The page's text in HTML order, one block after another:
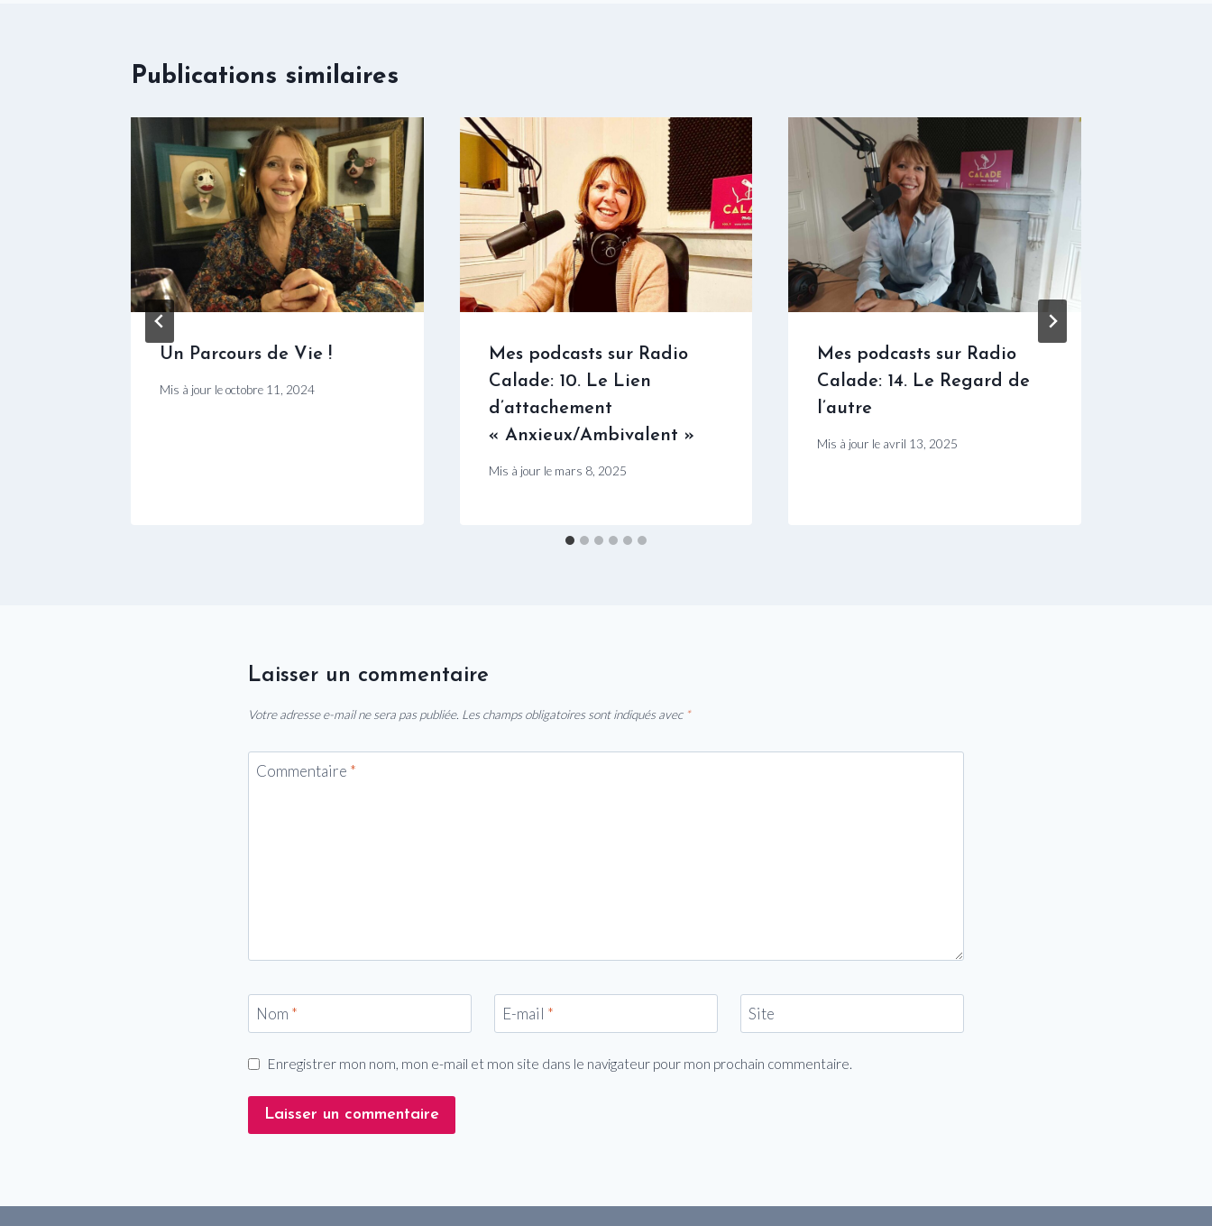
Publications similaires
Un Parcours de Vie !
Mis à jour leoctobre 11, 2024
Mes podcasts sur Radio
Calade: 10. Le Lien
d’attachement
« Anxieux/Ambivalent »
Mis à jour le mars 8, 2025
Mes podcasts sur Radio
Calade: 14. Le Regard de
l’autre
Mis à jour le avril 13, 2025
Laisser un commentaire
Votre adresse e-mail ne sera pas publiée. Les champs obligatoires sont indiqués avec *
Commentaire *
Nom * E-mail * Site
Enregistrer mon nom, mon e-mail et mon site dans le navigateur pour mon prochain commentaire.